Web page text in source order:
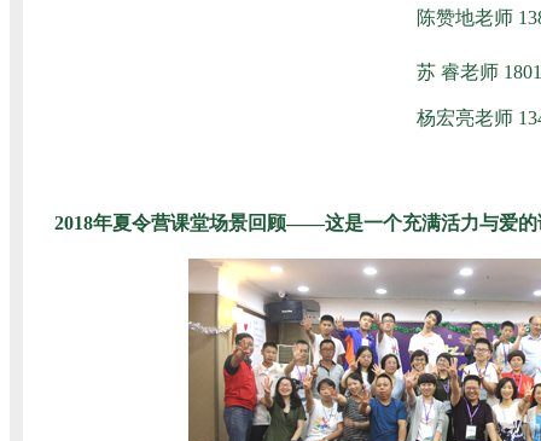
陈赞地老师
苏 睿老师
杨宏亮老师
2018年夏令营课堂场景回顾——这是一个充满活力与爱的